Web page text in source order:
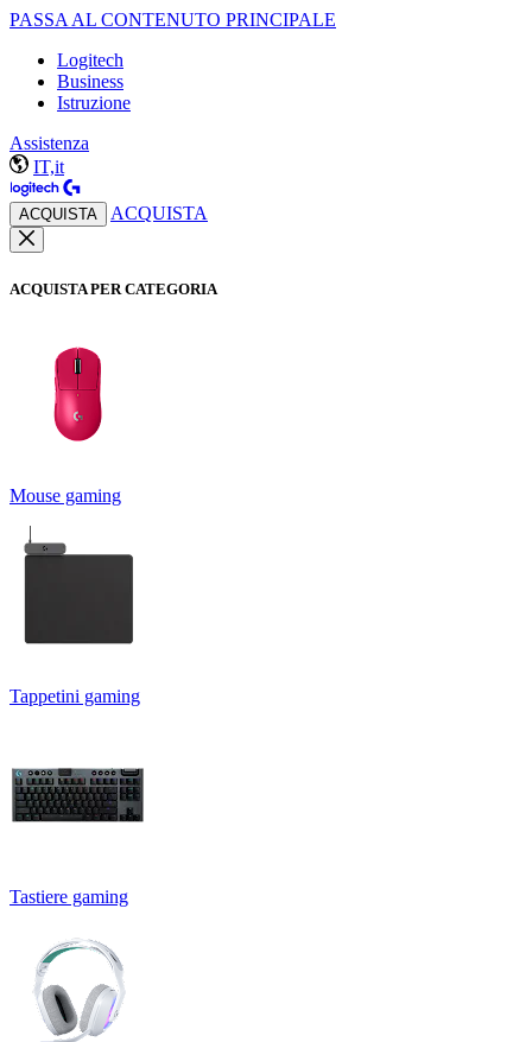
PASSA AL CONTENUTO PRINCIPALE
Logitech
Business
Istruzione
Assistenza
IT,it
ACQUISTA ACQUISTA
ACQUISTA PER CATEGORIA
Mouse gaming
Tappetini gaming
Tastiere gaming